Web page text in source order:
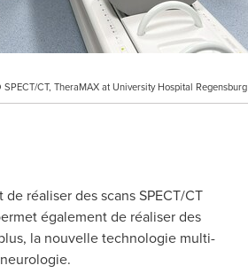
CT, TheraMAX at University Hospital Regensburg
réaliser des scans SPECT/CT
également de réaliser des
la nouvelle technologie multi-